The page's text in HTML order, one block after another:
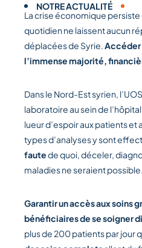
NOTRE ACTUALITÉ
La crise économique
quotidien ne laissent aucun
déplacées de Syrie.Accéder
l’immense majorité,
Dans le Nord-Est syrien,
laboratoire au sein de
lueur d’espoir aux patients
types d’analyses y sont
fautede quoi, déceler,
maladies ne seraient possible.
Garantir un accès aux soins
bénéficiaires de se soigner
plus de 200 patients par jour